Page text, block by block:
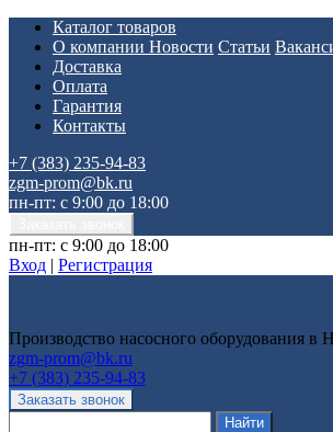
Каталог товаров
О компании Новости Статьи
Доставка
Оплата
Гарантия
Контакты
+7 (383) 235-94-83
zgm-prom@bk.ru
пн-пт: с 9:00 до 18:00
пн-пт: с 9:00 до 18:00
Вход | Регистрация
Производство насосного оборудования в
zgm-prom@bk.ru
+7 (383) 235-94-83